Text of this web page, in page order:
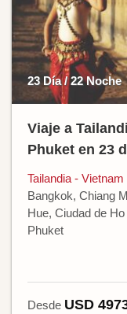
23 Día / 22 Noche
Viaje a
Phuket en 23
Tailandia -
Bangkok, Chiang
Hue, Ciudad de
Phuket
Desde USD